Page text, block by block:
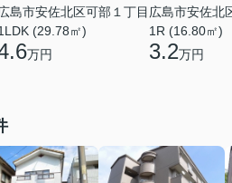
島市安佐北区可部１丁目
(29.78㎡)
万円
広島市安佐北
1R (16.80㎡)
3.2万円